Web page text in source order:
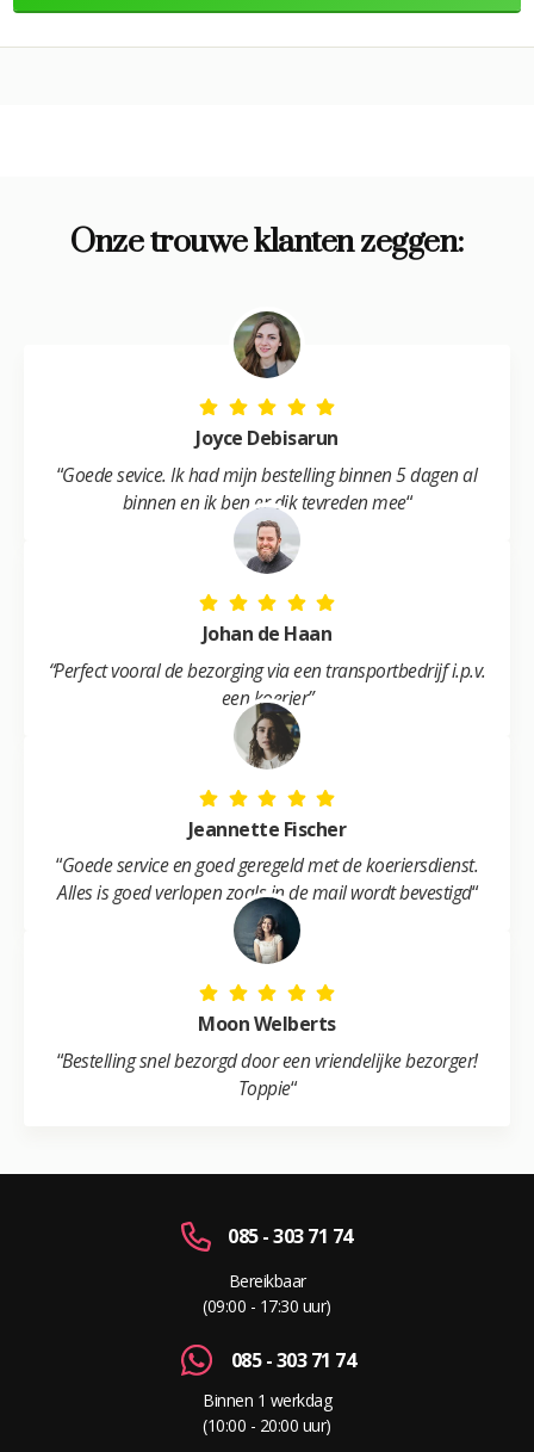
Onze trouwe klanten zeggen:
Joyce Debisarun
“Goede sevice. Ik had mijn bestelling binnen 5 dagen al
binnen en ik ben er dik tevreden mee“
Johan de Haan
“Perfect vooral de bezorging via een transportbedrijf i.p.v.
een koerier”
Jeannette Fischer
“Goede service en goed geregeld met de koeriersdienst.
Alles is goed verlopen zoals in de mail wordt bevestigd“
Moon Welberts
“Bestelling snel bezorgd door een vriendelijke bezorger!
Toppie“
085 - 303 71 74
Bereikbaar
(09:00 - 17:30 uur)
085 - 303 71 74
Binnen 1 werkdag
(10:00 - 20:00 uur)